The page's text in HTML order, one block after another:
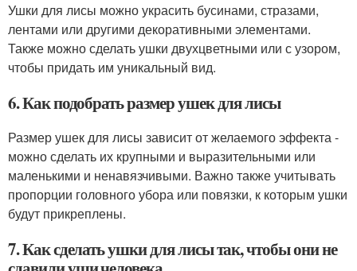
Ушки для лисы можно украсить бусинами, стразами,
лентами или другими декоративными элементами.
Также можно сделать ушки двухцветными или с узором,
чтобы придать им уникальный вид.
6. Как подобрать размер ушек для лисы
Размер ушек для лисы зависит от желаемого эффекта -
можно сделать их крупными и выразительными или
маленькими и ненавязчивыми. Важно также учитывать
пропорции головного убора или повязки, к которым ушки
будут прикреплены.
7. Как сделать ушки для лисы так, чтобы они не